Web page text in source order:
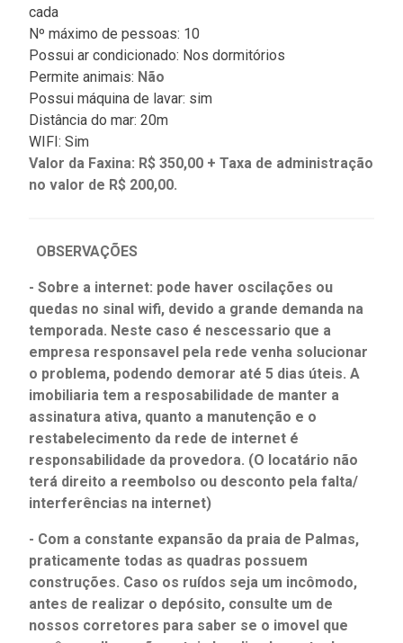
cada
Nº máximo de pessoas: 10
Possui ar condicionado: Nos dormitórios
Permite animais: Não
Possui máquina de lavar: sim
Distância do mar: 20m
WIFI: Sim
Valor da Faxina: R$ 350,00 + Taxa de administração
no valor de R$ 200,00.
OBSERVAÇÕES
- Sobre a internet: pode haver oscilações ou
quedas no sinal wifi, devido a grande demanda na
temporada. Neste caso é nescessario que a
empresa responsavel pela rede venha solucionar
o problema, podendo demorar até 5 dias úteis. A
imobiliaria tem a resposabilidade de manter a
assinatura ativa, quanto a manutenção e o
restabelecimento da rede de internet é
responsabilidade da provedora. (O locatário não
terá direito a reembolso ou desconto pela falta/
interferências na internet)
- Com a constante expansão da praia de Palmas,
praticamente todas as quadras possuem
construções. Caso os ruídos seja um incômodo,
antes de realizar o depósito, consulte um de
nossos corretores para saber se o imovel que